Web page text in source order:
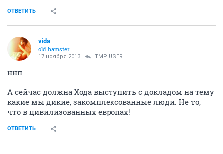
ОТВЕТИТЬ
vida
old hamster
17 ноября 2013 TMP USER
ннп
А сейчас должна Хода выступить с докладом на тему
какие мы дикие, закомплексованные люди. Не то,
что в цивилизованных европах!
ОТВЕТИТЬ